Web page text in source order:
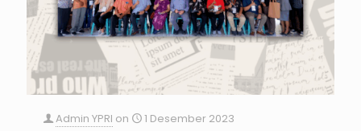
Admin YPRI on
1 Desember 2023